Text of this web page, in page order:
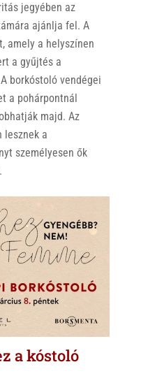
jegyében az
ajánlja fel. A
amely a helyszínen
a gyűjtés a
borkóstoló vendégei
a pohárpontnál
majd. Az
lesznek a
személyesen ők
a kóstoló